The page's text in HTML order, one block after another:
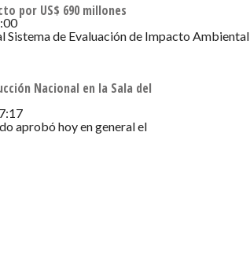
por US$ 690 millones
Sistema de Evaluación de Impacto Ambiental
Nacional en la Sala del
aprobó hoy en general el